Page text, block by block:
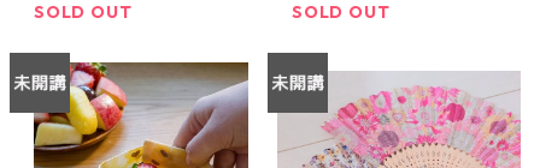
SOLD OUT
SOLD OUT